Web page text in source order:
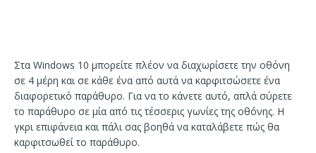
Στα Windows 10 μπορείτε πλέον να διαχωρίσετε την οθόνη
σε 4 μέρη και σε κάθε ένα από αυτά να καρφιτσώσετε ένα
διαφορετικό παράθυρο. Για να το κάνετε αυτό, απλά σύρετε
το παράθυρο σε μία από τις τέσσερις γωνίες της οθόνης. Η
γκρι επιφάνεια και πάλι σας βοηθά να καταλάβετε πώς θα
καρφιτσωθεί το παράθυρο.